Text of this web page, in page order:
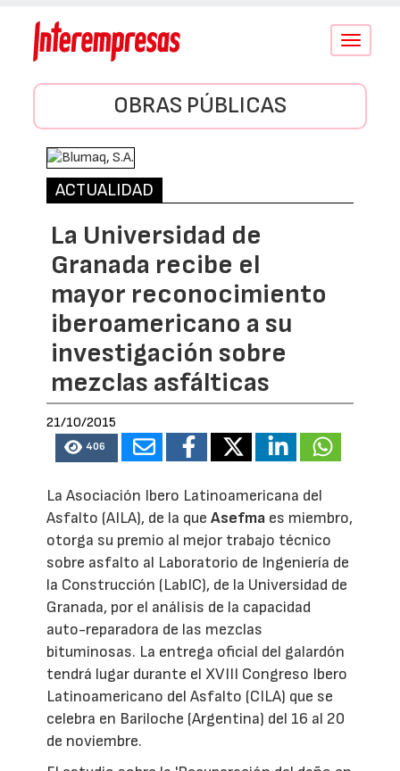
Conmutar
OBRAS PÚBLICAS
ACTUALIDAD
La Universidad de
Granada recibe el
mayor reconocimiento
iberoamericano a su
investigación sobre
mezclas asfálticas
21/10/2015
406
La Asociación Ibero Latinoamericana del
Asfalto (AILA), de la queAsefma es miembro,
otorga su premio al mejor trabajo técnico
sobre asfalto al Laboratorio de Ingeniería de
la Construcción (LabIC), de la Universidad de
Granada, por el análisis de la capacidad
auto-reparadora de las mezclas
bituminosas. La entrega oficial del galardón
tendrá lugar durante el XVIII Congreso Ibero
Latinoamericano del Asfalto (CILA) que se
celebra en Bariloche (Argentina) del 16 al 20
de noviembre.